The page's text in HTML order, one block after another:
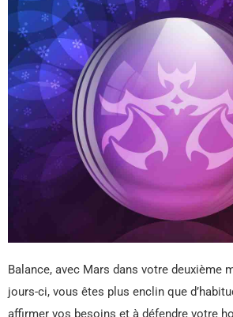
Balance, avec Mars dans votre deuxième
jours-ci, vous êtes plus enclin que
affirmer vos besoins et à défendre votre